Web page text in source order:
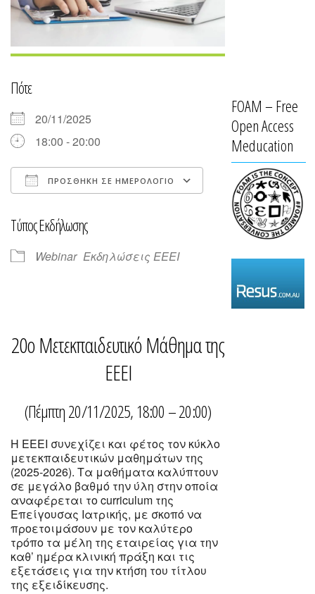
Πότε
20/11/2025
18:00 - 20:00
ΠΡΟΣΘΉΚΗ ΣΕ ΗΜΕΡΟΛΌΓΙΟ
Ημερολόγιο
Τύπος Εκδήλωσης
Webinar Εκδηλώσεις ΕΕΕΙ
20ο Μετεκπαιδευτικό Μάθημα της
ΕΕΕΙ
(Πέμπτη 20/11/2025, 18:00 – 20:00)
Η ΕΕΕΙ συνεχίζει και φέτος τον κύκλο
μετεκπαιδευτικών μαθημάτων της
(2025-2026). Τα μαθήματα καλύπτουν
σε μεγάλο βαθμό την ύλη στην οποία
αναφέρεται το curriculum της
Επείγουσας Ιατρικής, με σκοπό να
προετοιμάσουν με τον καλύτερο
τρόπο τα μέλη της εταιρείας για την
καθ’ ημέρα κλινική πράξη και τις
εξετάσεις για την κτήση του τίτλου
της εξειδίκευσης.
FOAM – Free
Open Access
Meducation